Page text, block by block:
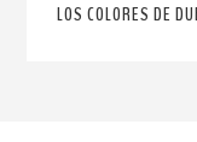
LOS COLORES DE